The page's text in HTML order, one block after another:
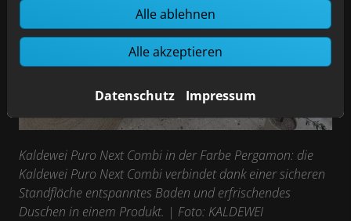
Kaldewei Puro Next Combi in der Farbe Pergamon: die
Kaldewei Puro Next Combi verbindet dank einer sicheren
Standfläche entspanntes Baden und erfrischendes
Duschen in einem Produkt. | Foto: KALDEWEI
Alle ablehnen
Alle akzeptieren
Datenschutz Impressum